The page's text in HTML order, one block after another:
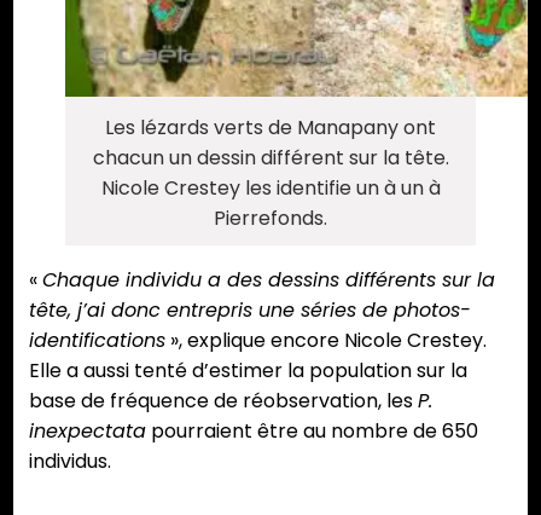
Les lézards verts de Manapany ont
chacun un dessin différent sur la tête.
Nicole Crestey les identifie un à un à
Pierrefonds.
«Chaque individu a des dessins différents sur la
tête, j’ai donc entrepris une séries de photos-
identifications », explique encore Nicole Crestey.
Elle a aussi tenté d’estimer la population sur la
base de fréquence de réobservation, lesP.
inexpectata pourraient être au nombre de 650
individus.